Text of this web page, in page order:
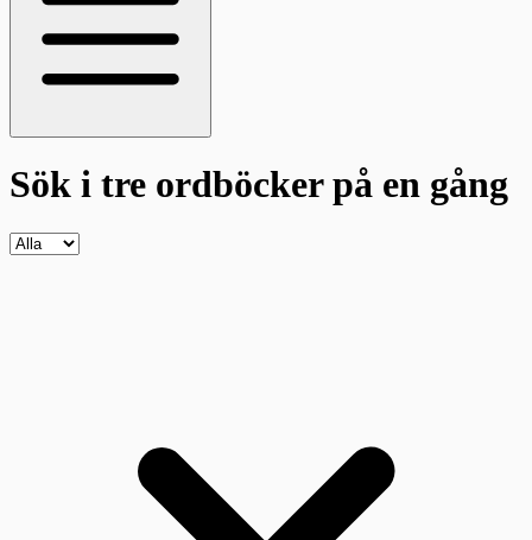
Sök i tre ordböckerpå en gång